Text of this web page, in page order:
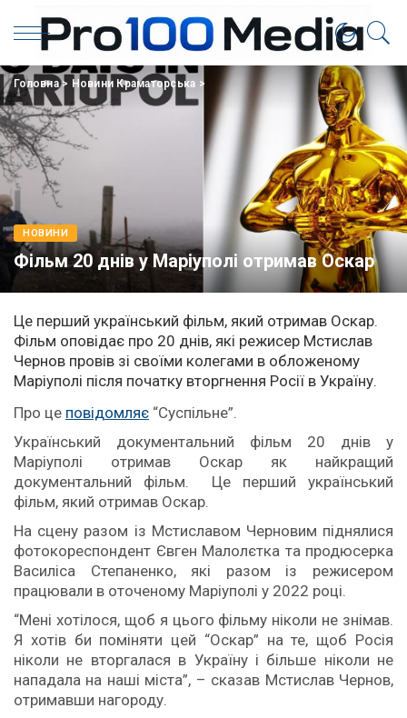
Головна> Новини Краматорська >
НОВИНИ
Фільм 20 днів у Маріуполі отримав Оскар
Це перший український фільм, який отримав Оскар.
Фільм оповідає про 20 днів, які режисер Мстислав
Чернов провів зі своїми колегами в обложеному
Маріуполі після початку вторгнення Росії в Україну.
Про це повідомляє “Суспільне”.
Український документальний фільм 20 днів у
Маріуполі отримав Оскар як найкращий
документальний фільм. Це перший український
фільм, який отримав Оскар.
На сцену разом із Мстиславом Черновим піднялися
фотокореспондент Євген Малолєтка та продюсерка
Василіса Степаненко, які разом із режисером
працювали в оточеному Маріуполі у 2022 році.
“Мені хотілося, щоб я цього фільму ніколи не знімав.
Я хотів би поміняти цей “Оскар” на те, щоб Росія
ніколи не вторгалася в Україну і більше ніколи не
нападала на наші міста”, – сказав Мстислав Чернов,
отримавши нагороду.